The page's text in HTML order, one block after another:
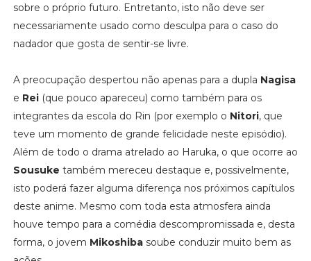
sobre o próprio futuro. Entretanto, isto não deve ser
necessariamente usado como desculpa para o caso do
nadador que gosta de sentir-se livre.
A preocupação despertou não apenas para a dupla Nagisa
e Rei(que pouco apareceu) como também para os
integrantes da escola do Rin (por exemplo o Nitori, que
teve um momento de grande felicidade neste episódio).
Além de todo o drama atrelado ao Haruka, o que ocorre ao
Sousuke também mereceu destaque e, possivelmente,
isto poderá fazer alguma diferença nos próximos capítulos
deste anime. Mesmo com toda esta atmosfera ainda
houve tempo para a comédia descompromissada e, desta
forma, o jovem Mikoshibasoube conduzir muito bem as